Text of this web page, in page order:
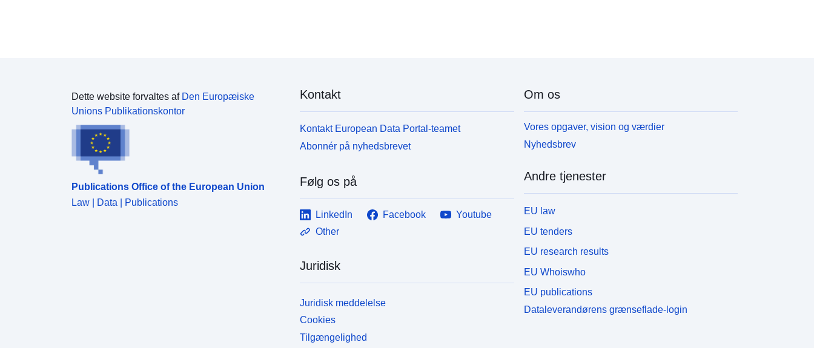
Dette website forvaltes af Den Europæiske
Unions Publikationskontor
Publications Office of the European Union
Law | Data | Publications
Kontakt
Kontakt European Data Portal-teamet
Abonnér på nyhedsbrevet
Følg os på
LinkedIn Facebook
Youtube
Other
Juridisk
Juridisk meddelelse
Cookies
Tilgængelighed
Om os
Vores opgaver, vision og værdier
Nyhedsbrev
Andre tjenester
EU law
EU tenders
EU research results
EU Whoiswho
EU publications
Dataleverandørens grænseflade-login